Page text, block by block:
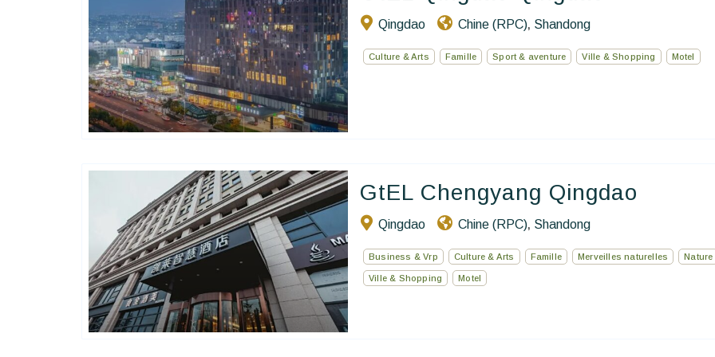
Qingdao Chine (RPC), Shandong
Culture & Arts Famille Sport & aventure Ville & Shopping Motel
GtEL Chengyang Qingdao
Qingdao Chine (RPC), Shandong
Business & Vrp Culture & Arts Famille Merveilles naturelles Nature
Ville & Shopping Motel